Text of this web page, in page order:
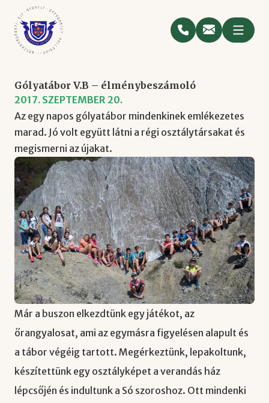
Gólyatábor V.B – élménybeszámoló
2017. SZEPTEMBER 20.
Az egy napos gólyatábor mindenkinek emlékezetes
marad. Jó volt együtt látni a régi osztálytársakat és
megismerni az újakat.
Már a buszon elkezdtünk egy játékot, az
őrangyalosat, ami az egymásra figyelésen alapult és
a tábor végéig tartott. Megérkeztünk, lepakoltunk,
készítettünk egy osztályképet a verandás ház
lépcsőjén és indultunk a Só szoroshoz. Ott mindenki